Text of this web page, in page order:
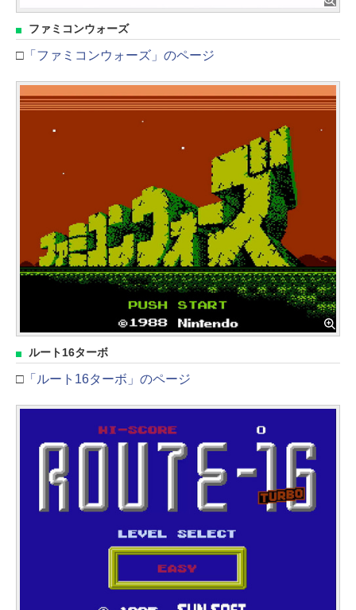
ファミコンウォーズ
□ 「ファミコンウォーズ」のページ
ルート16ターボ
□ 「ルート16ターボ」のページ